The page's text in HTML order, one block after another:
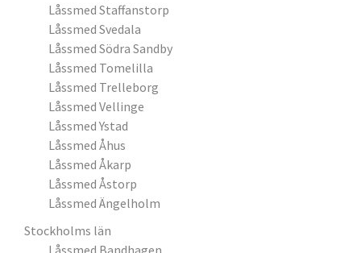
Låssmed Staffanstorp
Låssmed Svedala
Låssmed Södra Sandby
Låssmed Tomelilla
Låssmed Trelleborg
Låssmed Vellinge
Låssmed Ystad
Låssmed Åhus
Låssmed Åkarp
Låssmed Åstorp
Låssmed Ängelholm
Stockholms län
Låssmed Bandhagen